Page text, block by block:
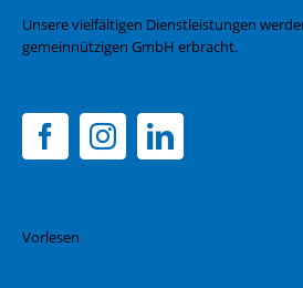
Unsere vielfältigen Dienstleistungen
gemeinnützigen GmbH erbracht.
Vorlesen